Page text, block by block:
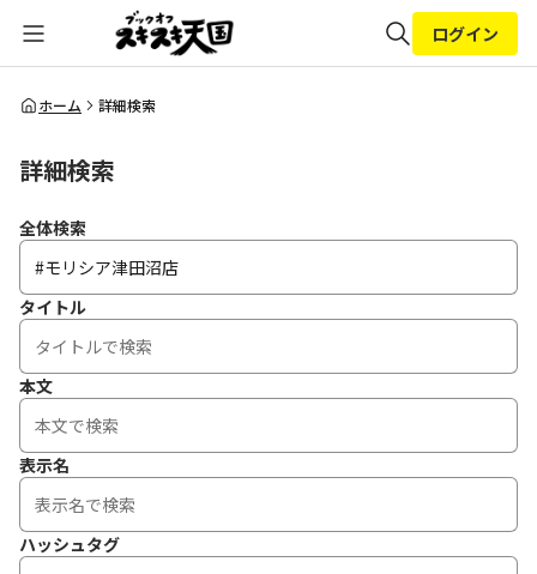
全体検索
ログイン
ホーム 詳細検索
詳細検索
全体検索
タイトル
本文
表示名
ハッシュタグ